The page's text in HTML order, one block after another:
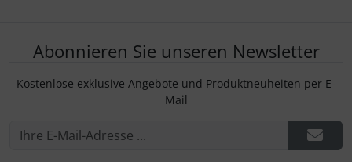
Abonnieren Sie unseren Newsletter
Kostenlose exklusive Angebote und Produktneuheiten per E-
Mail